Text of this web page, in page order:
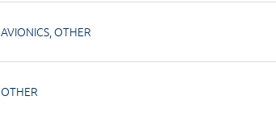
AVIONICS, OTHER
OTHER